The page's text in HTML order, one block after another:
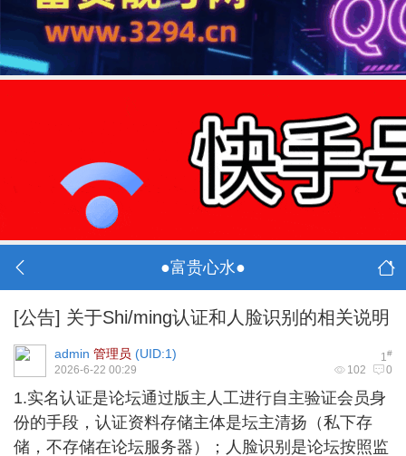
●富贵心水●
[公告] 关于Shi/ming认证和人脸识别的相关说明
1#
admin 管理员 (UID:1)
102 0
2026-6-22 00:29
1.实名认证是论坛通过版主人工进行自主验证会员身
份的手段，认证资料存储主体是坛主清扬（私下存
储，不存储在论坛服务器）；人脸识别是论坛按照监